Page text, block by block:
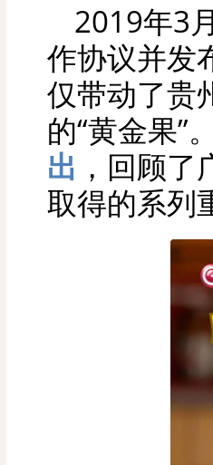
2019年3
作协议并发
仅带动了贵
的“黄金果”
出 ，回顾
取得的系列